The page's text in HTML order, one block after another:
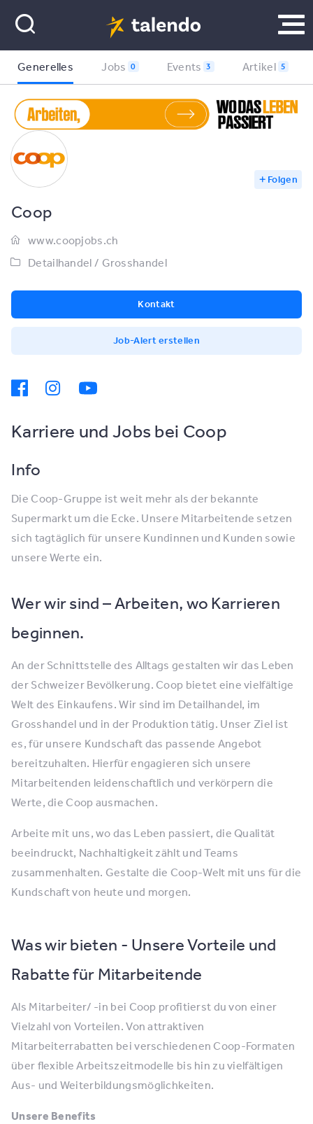
Folgen
Generelles Jobs 0 Events 3 Artikel 5
Coop
www.coopjobs.ch
Detailhandel / Grosshandel
Kontakt
Job-Alert erstellen
Karriere und Jobs bei Coop
Info
Die Coop-Gruppe ist weit mehr als der bekannte
Supermarkt um die Ecke. Unsere Mitarbeitende setzen
sich tagtäglich für unsere Kundinnen und Kunden sowie
unsere Werte ein.
Wer wir sind – Arbeiten, wo Karrieren
beginnen.
An der Schnittstelle des Alltags gestalten wir das Leben
der Schweizer Bevölkerung. Coop bietet eine vielfältige
Welt des Einkaufens. Wir sind im Detailhandel, im
Grosshandel und in der Produktion tätig. Unser Ziel ist
es, für unsere Kundschaft das passende Angebot
bereitzuhalten. Hierfür engagieren sich unsere
Mitarbeitenden leidenschaftlich und verkörpern die
Werte, die Coop ausmachen.
Arbeite mit uns, wo das Leben passiert, die Qualität
beeindruckt, Nachhaltigkeit zählt und Teams
zusammenhalten. Gestalte die Coop-Welt mit uns für die
Kundschaft von heute und morgen.
Was wir bieten - Unsere Vorteile und
Rabatte für Mitarbeitende
Als Mitarbeiter/ -in bei Coop profitierst du von einer
Vielzahl von Vorteilen. Von attraktiven
Mitarbeiterrabatten bei verschiedenen Coop-Formaten
über flexible Arbeitszeitmodelle bis hin zu vielfältigen
Aus- und Weiterbildungsmöglichkeiten.
Unsere Benefits